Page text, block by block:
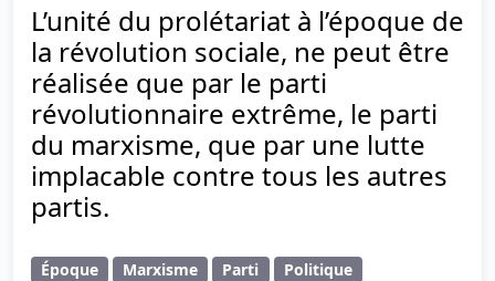
L’unité du prolétariat à l’époque de
la révolution sociale, ne peut être
réalisée que par le parti
révolutionnaire extrême, le parti
du marxisme, que par une lutte
implacable contre tous les autres
partis.
Époque Marxisme Parti
Politique